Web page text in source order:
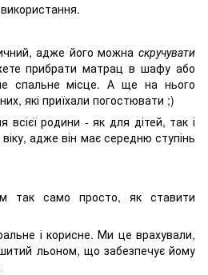
використання.
адже його можна скручувати
прибрати матрац в шафу або
спальне місце. А ще на нього
які приїхали погостювати ;)
всієї родини - як для дітей, так і
адже він має середню ступінь
так само просто, як ставити
і корисне. Ми це врахували,
льоном, що забезпечує йому